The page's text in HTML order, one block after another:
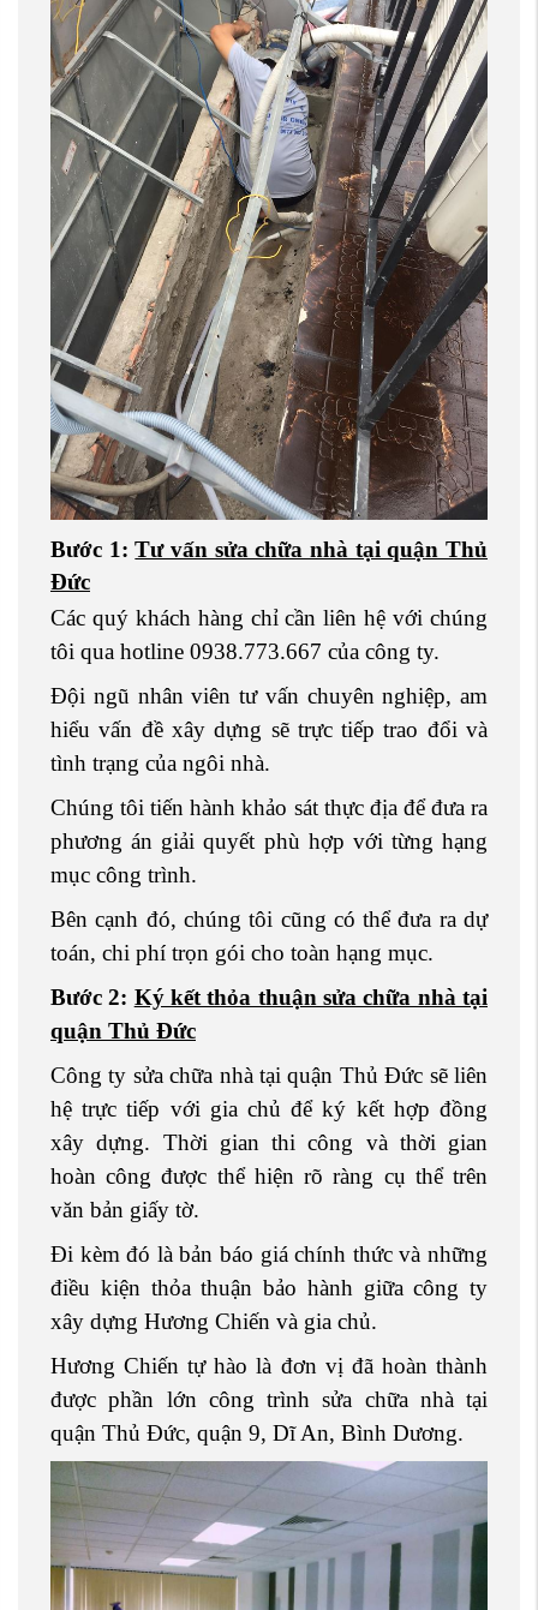
Bước 1:Tư vấn sửa chữa nhà tại quận Thủ
Đức
Các quý khách hàng chỉ cần liên hệ với chúng
tôi qua hotline 0938.773.667 của công ty.
Đội ngũ nhân viên tư vấn chuyên nghiệp, am
hiểu vấn đề xây dựng sẽ trực tiếp trao đổi và
tình trạng của ngôi nhà.
Chúng tôi tiến hành khảo sát thực địa để đưa ra
phương án giải quyết phù hợp với từng hạng
mục công trình.
Bên cạnh đó, chúng tôi cũng có thể đưa ra dự
toán, chi phí trọn gói cho toàn hạng mục.
Bước 2: Ký kết thỏa thuận sửa chữa nhà tại
quận Thủ Đức
Công ty sửa chữa nhà tại quận Thủ Đức sẽ liên
hệ trực tiếp với gia chủ để ký kết hợp đồng
xây dựng. Thời gian thi công và thời gian
hoàn công được thể hiện rõ ràng cụ thể trên
văn bản giấy tờ.
Đi kèm đó là bản báo giá chính thức và những
điều kiện thỏa thuận bảo hành giữa công ty
xây dựng Hương Chiến và gia chủ.
Hương Chiến tự hào là đơn vị đã hoàn thành
được phần lớn công trình sửa chữa nhà tại
quận Thủ Đức, quận 9, Dĩ An, Bình Dương.